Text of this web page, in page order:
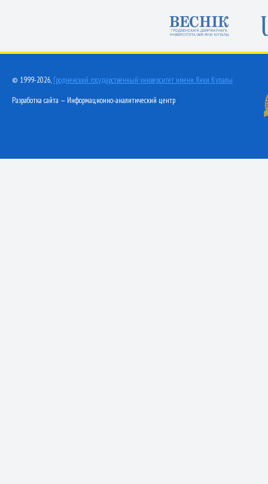
© 1999-2026, Гродненский государственный университет имени Янки Купалы
Разработка сайта — Информационно-аналитический центр